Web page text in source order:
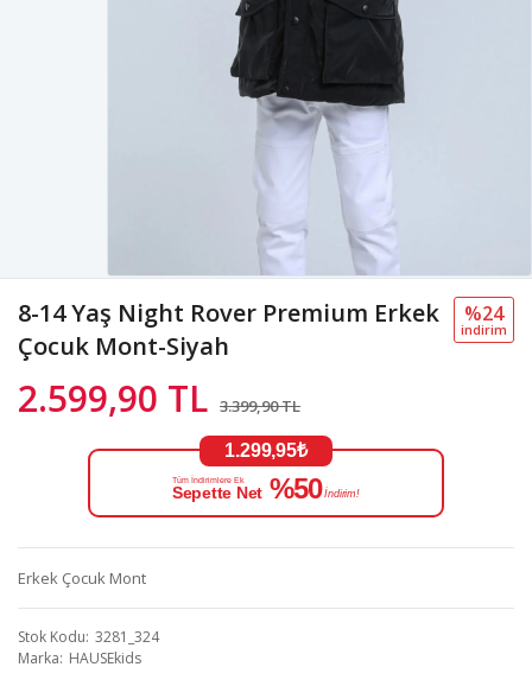
8-14 Yaş Night Rover Premium Erkek
Çocuk Mont-Siyah
2.599,90 TL 3.399,90 TL
%24
i̇ndi̇ri̇m
1.299,95₺
Tüm İndirimlere Ek
Sepette Net %50 İndirim!
Erkek Çocuk Mont
Stok Kodu 3281_324
Marka HAUSEkids